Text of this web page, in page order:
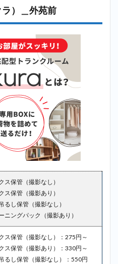
め
）＿外苑前
ス保管（撮影なし）
ス保管（撮影あり）
るし保管（撮影なし）
ニングパック（撮影あり）
ス保管（撮影なし）：275円～
ス保管（撮影あり）：330円～
るし保管（撮影なし）：550円